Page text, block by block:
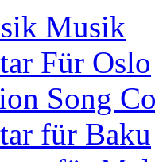
Musik
Für Oslo
Song
für Baku